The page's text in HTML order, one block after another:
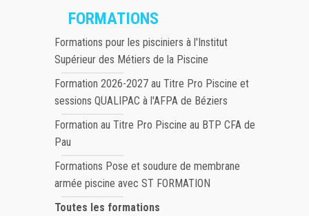
FORMATIONS
Formations pour les pisciniers à l'Institut
Supérieur des Métiers de la Piscine
Formation 2026-2027 au Titre Pro Piscine et
sessions QUALIPAC à l'AFPA de Béziers
Formation au Titre Pro Piscine au BTP CFA de
Pau
Formations Pose et soudure de membrane
armée piscine avec ST FORMATION
Toutes les formations